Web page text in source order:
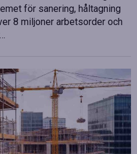
för sanering, håltagning
8 miljoner arbetsorder och